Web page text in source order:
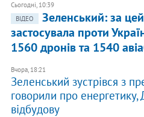
Сьогодні, 10:39
ВІДЕО
Зеленський: за
застосувала проти
1560 дронів та 1540
Вчора, 18:21
Зеленський зустрівся з
говорили про
відбудову